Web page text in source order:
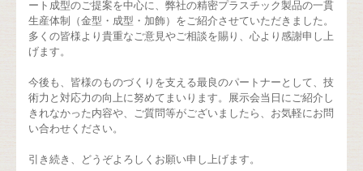
ート成型のご提案を中心に、弊社の精密プラスチック製品の一貫
生産体制（金型・成型・加飾）をご紹介させていただきました。
多くの皆様より貴重なご意見やご相談を賜り、心より感謝申し上
げます。
今後も、皆様のものづくりを支える最良のパートナーとして、技
術力と対応力の向上に努めてまいります。展示会当日にご紹介し
きれなかった内容や、ご質問等がございましたら、お気軽にお問
い合わせください。
引き続き、どうぞよろしくお願い申し上げます。